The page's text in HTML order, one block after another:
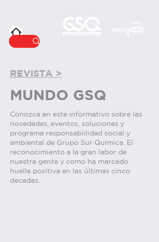
REVISTA >
MUNDO GSQ
Conozca en este informativo sobre las
novedades, eventos, soluciones y
programa responsabiilidad social y
ambiental de Grupo Sur Química. El
reconocimiento a la gran labor de
nuestra gente y como ha marcado
huella positiva en las últimas cinco
decadas.